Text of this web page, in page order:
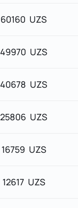
60160 UZS
49970 UZS
40678 UZS
25806 UZS
16759 UZS
12617 UZS